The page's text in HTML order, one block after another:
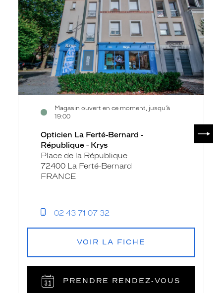
Bernard
-
République
-
Krys
Magasin ouvert en ce moment, jusqu’à
19:00
Opticien La Ferté-Bernard -
République - Krys
Place de la République
72400 La Ferté-Bernard
FRANCE
02 43 71 07 32
VOIR LA FICHE
PRENDRE RENDEZ‑VOUS